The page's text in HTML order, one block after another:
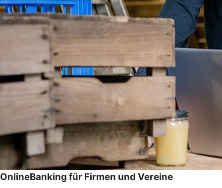
OnlineBanking für Firmen und Vereine